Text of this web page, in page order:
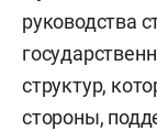
руководства
структур,
стороны,